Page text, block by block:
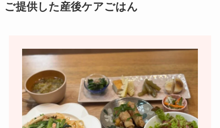
ご提供した産後ケアごはん